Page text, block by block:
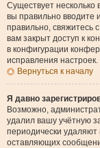
Существует несколько
вы правильно вводите
правильно, свяжитесь
вам закрыт доступ к
в конфигурации
исправления настроек.
Вернуться к началу
Я давно
Возможно,
удалил вашу учётную
периодически
оставляющих